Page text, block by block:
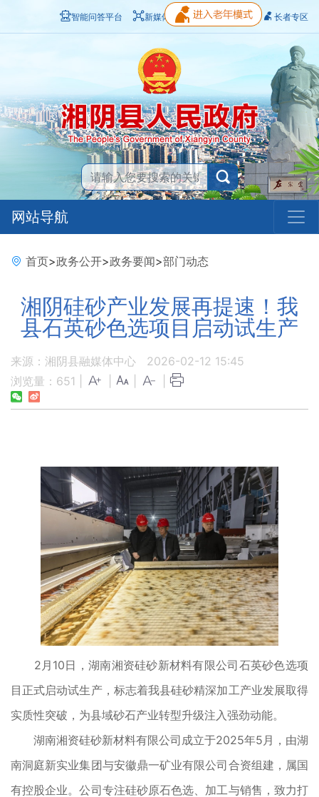
智能问答平台 新媒体矩阵 无障碍浏览 长者专区
网站导航
首页>政务公开>政务要闻>部门动态
湘阴硅砂产业发展再提速！我
县石英砂色选项目启动试生产
来源：湘阴县融媒体中心
2026-02-12 15:45
浏览量： 651
2月10日，湖南湘资硅砂新材料有限公司石英砂色选项
目正式启动试生产，标志着我县硅砂精深加工产业发展取得
实质性突破，为县域砂石产业转型升级注入强劲动能。
湖南湘资硅砂新材料有限公司成立于2025年5月，由湖
南洞庭新实业集团与安徽鼎一矿业有限公司合资组建，属国
有控股企业。公司专注硅砂原石色选、加工与销售，致力打